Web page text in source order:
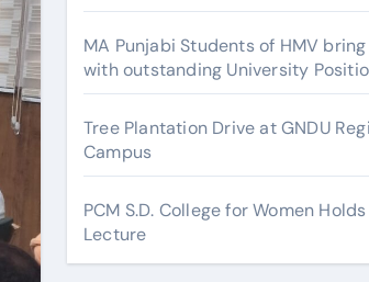
MA Punjabi Students of HMV
with outstanding University
Tree Plantation Drive at GNDU
Campus
PCM S.D. College for Women
Lecture